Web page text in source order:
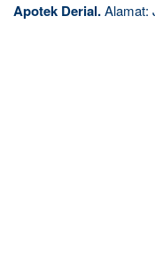
Apotek Derial.Alamat: